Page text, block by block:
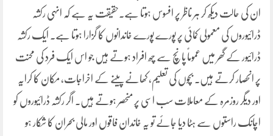
ان کی حالت دیکھ کر ہر ناظر پر افسوس ہوتا ہے۔حقیقت یہ ہے کہ انہی رکشہ
ڈرائیوروں کی معمولی کمائی پر پورے پورے خاندانوں کا گزارا ہوتا ہے۔ ایک رکشہ
ڈرائیور کے گھر میں عموماً پانچ سے چھ افراد ہوتے ہیں جو اس ایک فرد کی محنت
پر انحصار کرتے ہیں۔ بچوں کی تعلیم، کھانے پینے کے اخراجات، مکان کا کرایہ
اور دیگر روزمرہ کے معاملات سب اسی پر منحصر ہوتے ہیں۔ اگر رکشہ ڈرائیوروں کو
اچانک راستوں سے ہٹا دیا جائے تو یہ خاندان فاقوں اور مالی بحران کا شکار ہو